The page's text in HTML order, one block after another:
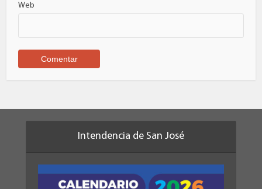
Web
Intendencia de San José